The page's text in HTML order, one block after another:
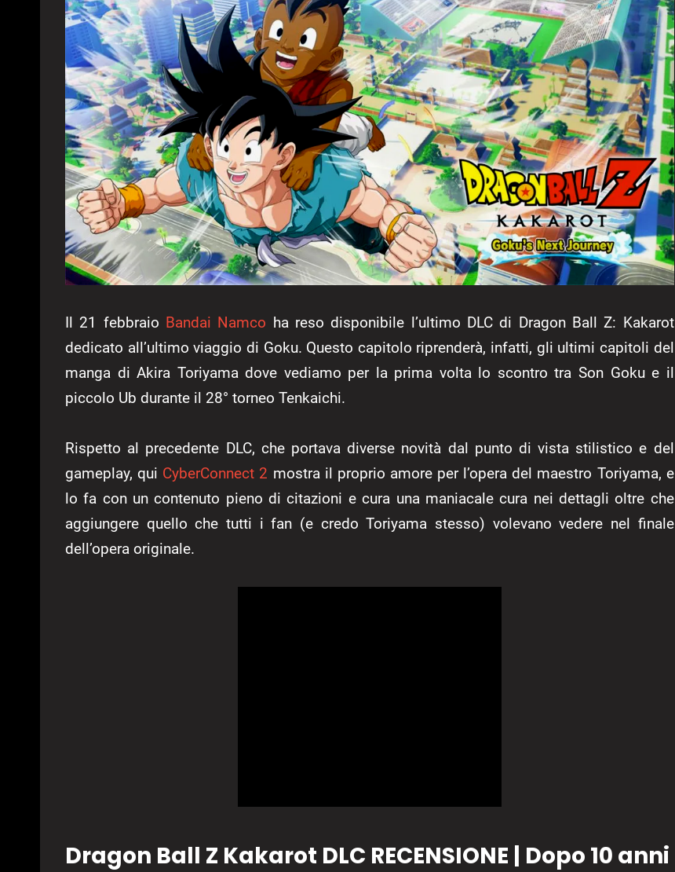
Il 21 febbraio Bandai Namco ha reso disponibile l’ultimo DLC di Dragon Ball Z: Kakarot
dedicato all’ultimo viaggio di Goku. Questo capitolo riprenderà, infatti, gli ultimi capitoli del
manga di Akira Toriyama dove vediamo per la prima volta lo scontro tra Son Goku e il
piccolo Ub durante il 28° torneo Tenkaichi.
Rispetto al precedente DLC, che portava diverse novità dal punto di vista stilistico e del
gameplay, qui CyberConnect 2 mostra il proprio amore per l’opera del maestro Toriyama, e
lo fa con un contenuto pieno di citazioni e cura una maniacale cura nei dettagli oltre che
aggiungere quello che tutti i fan (e credo Toriyama stesso) volevano vedere nel finale
dell’opera originale.
Dragon Ball Z Kakarot DLC RECENSIONE | Dopo 10 anni